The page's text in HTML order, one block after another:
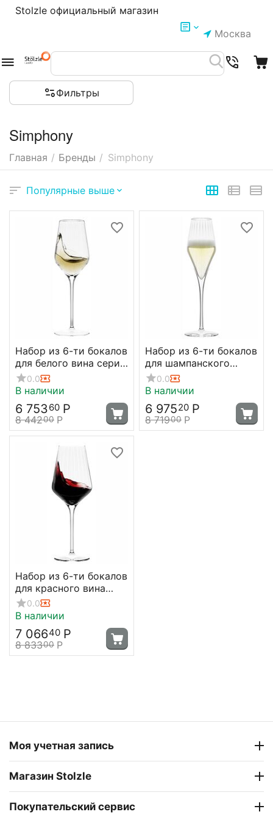
Stolzle официальный магазин
Москва
Фильтры
Simphony
Главная / Бренды / Simphony
Популярные выше
Набор из 6-ти бокалов
для белого вина серия
Symphony, 405 мл, D83
мм, H245 мм, Stolzle
0.0
В наличии
6 75360 Р
8 44200 Р
Набор из 6-ти бокалов
для шампанского
серия Symphony, 290
мл, D82 мл, H260 мл,
0.0
В наличии
6 97520 Р
8 71900 Р
Набор из 6-ти бокалов
для красного вина
серия Symphony, 570
мл, D96 мм, H250 мм,
0.0
В наличии
7 06640 Р
8 83300 Р
Моя учетная запись
Магазин Stolzle
Покупательский сервис